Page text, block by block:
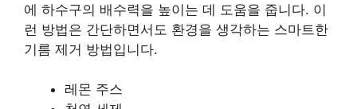
에 하수구의 배수력을 높이는 데 도움을 줍니다. 이
런 방법은 간단하면서도 환경을 생각하는 스마트한
기름 제거 방법입니다.
레몬 주스